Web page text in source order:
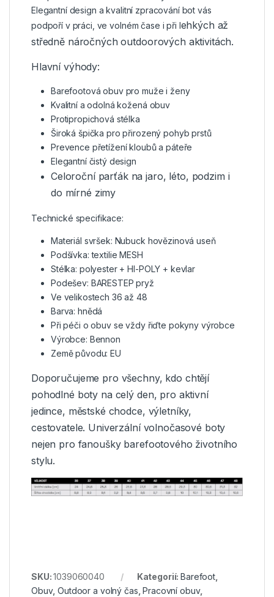
Elegantní design a kvalitní zpracování bot vás
podpoří v práci, ve volném čase i při lehkých až
středně náročných outdoorových aktivitách.
Hlavní výhody:
Barefootová obuv pro muže i ženy
Kvalitní a odolná kožená obuv
Protipropichová stélka
Široká špička pro přirozený pohyb prstů
Prevence přetížení kloubů a páteře
Elegantní čistý design
Celoroční parťák na jaro, léto, podzim i
do mírné zimy
Technické specifikace:
Materiál svršek: Nubuck hovězinová useň
Podšívka: textilie MESH
Stélka: polyester + HI-POLY + kevlar
Podešev: BARESTEP pryž
Ve velikostech 36 až 48
Barva: hnědá
Při péči o obuv se vždy řiďte pokyny výrobce
Výrobce: Bennon
Země původu: EU
Doporučujeme pro všechny, kdo chtějí
pohodlné boty na celý den, pro aktivní
jedince, městské chodce, výletníky,
cestovatele. Univerzální volnočasové boty
nejen pro fanoušky barefootového životního
stylu.
SKU:1039060040 Kategorií:Barefoot
Obuv,Outdoor a volný čas ,Pracovní obuv,